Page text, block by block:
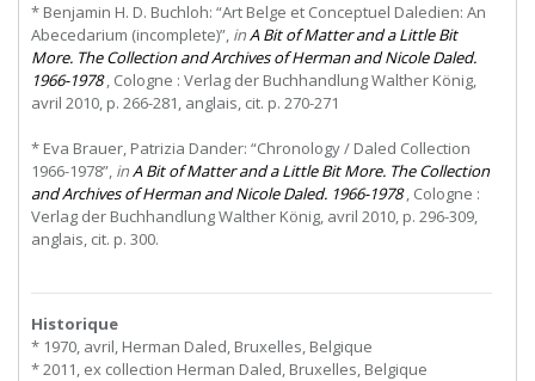
* Benjamin H. D. Buchloh: “Art Belge et Conceptuel Daledien: An
Abecedarium (incomplete)”, inA Bit of Matter and a Little Bit
More. The Collection and Archives of Herman and Nicole Daled.
1966-1978, Cologne : Verlag der Buchhandlung Walther König,
avril 2010, p. 266-281, anglais, cit. p. 270-271
* Eva Brauer, Patrizia Dander: “Chronology / Daled Collection
1966-1978”, inA Bit of Matter and a Little Bit More. The Collection
and Archives of Herman and Nicole Daled. 1966-1978, Cologne :
Verlag der Buchhandlung Walther König, avril 2010, p. 296-309,
anglais, cit. p. 300.
Historique
* 1970, avril, Herman Daled, Bruxelles, Belgique
* 2011, ex collection Herman Daled, Bruxelles, Belgique